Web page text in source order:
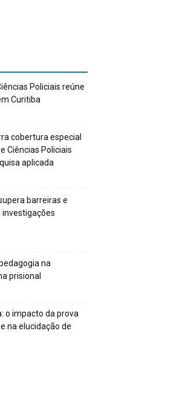
Policiais reúne
Curitiba
cobertura especial
Ciências Policiais
aplicada
barreiras e
na
prisional
o impacto da prova
na elucidação de